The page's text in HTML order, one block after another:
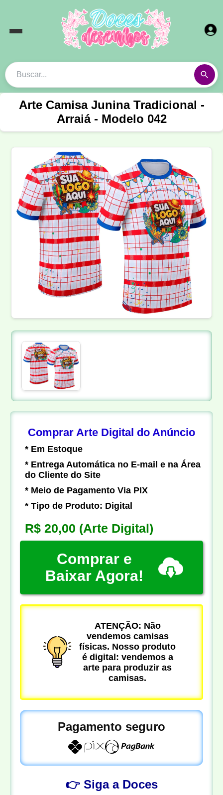
Arte Camisa Junina Tradicional -
Arraiá - Modelo 042
Comprar Arte Digital do Anúncio
* Em Estoque
* Entrega Automática no E-mail e na Área
do Cliente do Site
* Meio de Pagamento Via PIX
* Tipo de Produto: Digital
R$ 20,00 (Arte Digital)
Comprar e
Baixar Agora!
ATENÇÃO: Não
vendemos camisas
físicas. Nosso produto
é digital: vendemos a
arte para produzir as
camisas.
Pagamento seguro
👉 Siga a Doces